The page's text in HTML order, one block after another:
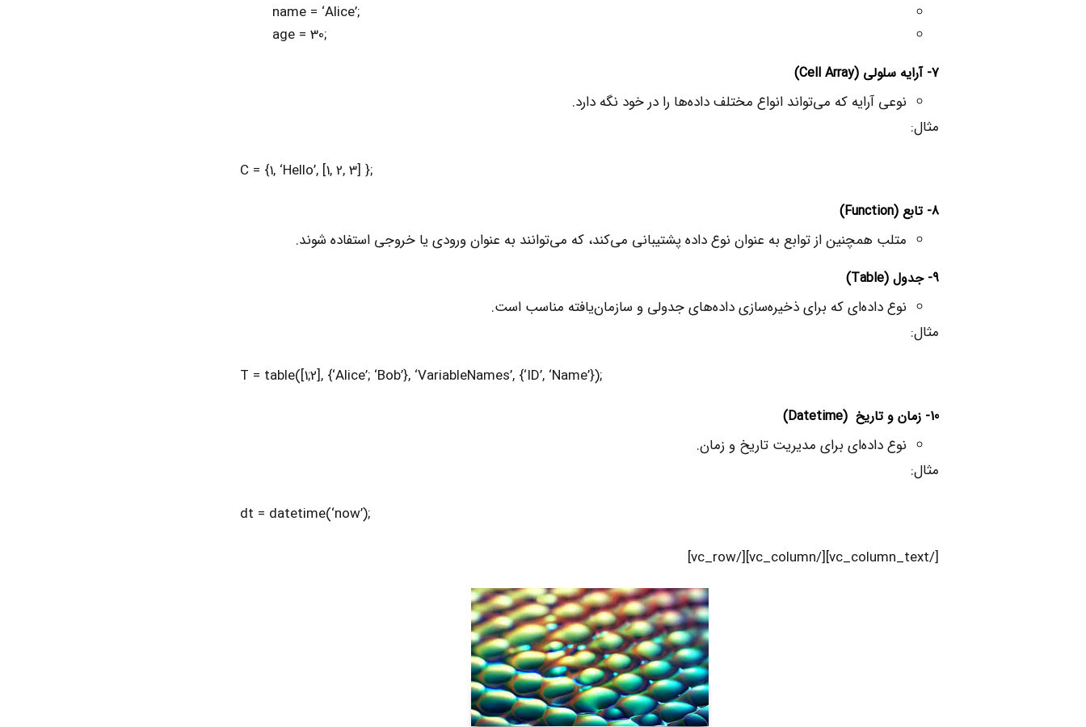
;’name = ‘Alice
;age = 30
7- آرایه سلولی ( Cell Array
)
نوعی آرایه که می‌تواند انواع مختلف داده‌ها را در خود نگه دارد.
مثال:
;C = {1, ‘Hello’, [1, 2, 3] }
8- تابع ( Function
)
متلب همچنین از توابع به عنوان نوع داده پشتیبانی می‌کند، که می‌توانند به عنوان ورودی یا خروجی استفاده شوند.
9- جدول ( Table
)
نوع داده‌ای که برای ذخیره‌سازی داده‌های جدولی و سازمان‌یافته مناسب است.
مثال:
;T = table([1;2], {‘Alice’; ‘Bob’}, ‘VariableNames’, {‘ID’, ‘Name’})
10- زمان و تاریخ (Datetime)
نوع داده‌ای برای مدیریت تاریخ و زمان.
مثال:
;dt = datetime(‘now’)
[/vc_column_text][/vc_column][/vc_row]